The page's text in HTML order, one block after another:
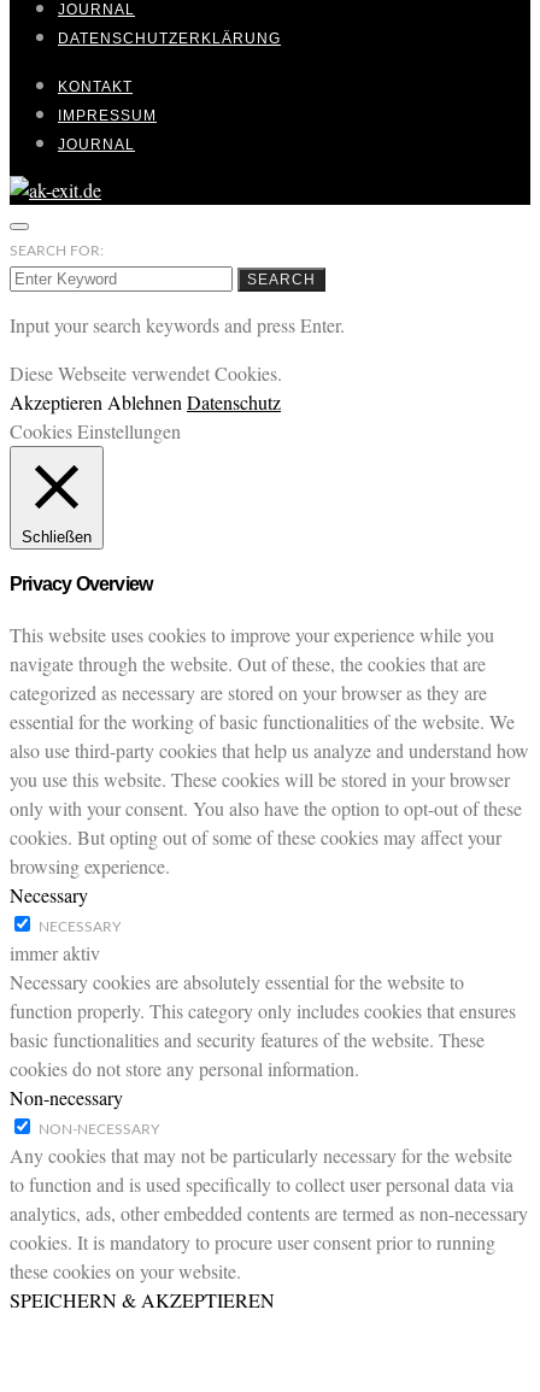
JOURNAL
DATENSCHUTZERKLÄRUNG
KONTAKT
IMPRESSUM
JOURNAL
SEARCH FOR:
SEARCH
Input your search keywords and press Enter.
Diese Webseite verwendet Cookies.
Akzeptieren Ablehnen Datenschutz
Cookies Einstellungen
Schließen
Privacy Overview
This website uses cookies to improve your experience while you
navigate through the website. Out of these, the cookies that are
categorized as necessary are stored on your browser as they are
essential for the working of basic functionalities of the website. We
also use third-party cookies that help us analyze and understand how
you use this website. These cookies will be stored in your browser
only with your consent. You also have the option to opt-out of these
cookies. But opting out of some of these cookies may affect your
browsing experience.
Necessary
NECESSARY
immer aktiv
Necessary cookies are absolutely essential for the website to
function properly. This category only includes cookies that ensures
basic functionalities and security features of the website. These
cookies do not store any personal information.
Non-necessary
NON-NECESSARY
Any cookies that may not be particularly necessary for the website
to function and is used specifically to collect user personal data via
analytics, ads, other embedded contents are termed as non-necessary
cookies. It is mandatory to procure user consent prior to running
these cookies on your website.
SPEICHERN & AKZEPTIEREN